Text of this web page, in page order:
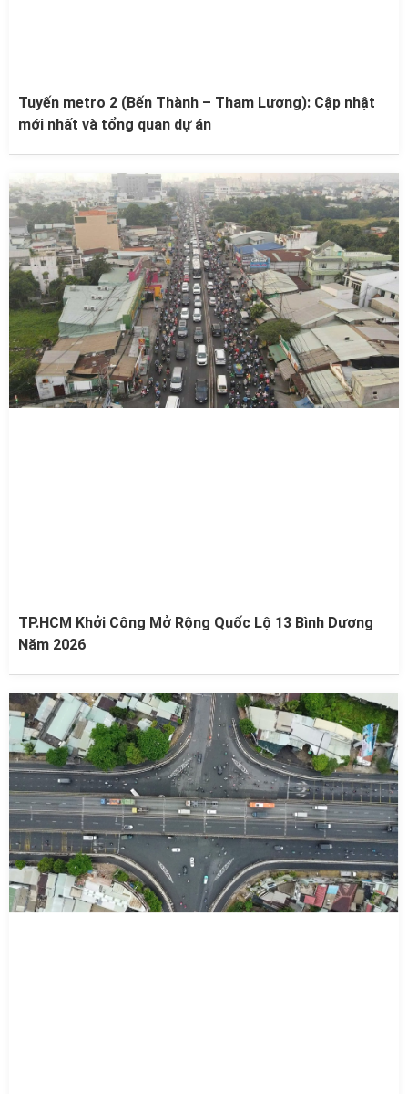
Tuyến metro 2 (Bến Thành – Tham Lương): Cập nhật
mới nhất và tổng quan dự án
TP.HCM Khởi Công Mở Rộng Quốc Lộ 13 Bình Dương
Năm 2026